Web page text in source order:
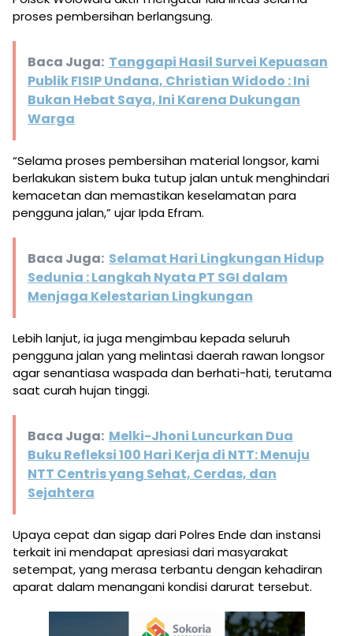
proses pembersihan berlangsung.
Baca Juga: Tanggapi Hasil Survei Kepuasan
Publik FISIP Undana, Christian Widodo : Ini
Bukan Hebat Saya, Ini Karena Dukungan
Warga
“Selama proses pembersihan material longsor, kami
berlakukan sistem buka tutup jalan untuk menghindari
kemacetan dan memastikan keselamatan para
pengguna jalan,” ujar Ipda Efram.
Baca Juga: Selamat Hari Lingkungan Hidup
Sedunia : Langkah Nyata PT SGI dalam
Menjaga Kelestarian Lingkungan
Lebih lanjut, ia juga mengimbau kepada seluruh
pengguna jalan yang melintasi daerah rawan longsor
agar senantiasa waspada dan berhati-hati, terutama
saat curah hujan tinggi.
Baca Juga: Melki-Jhoni Luncurkan Dua
Buku Refleksi 100 Hari Kerja di NTT: Menuju
NTT Centris yang Sehat, Cerdas, dan
Sejahtera
Upaya cepat dan sigap dari Polres Ende dan instansi
terkait ini mendapat apresiasi dari masyarakat
setempat, yang merasa terbantu dengan kehadiran
aparat dalam menangani kondisi darurat tersebut.